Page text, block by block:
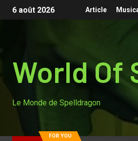
6 août 2026 Article
World Of
Le Monde de Spelldragon
FOR YOU